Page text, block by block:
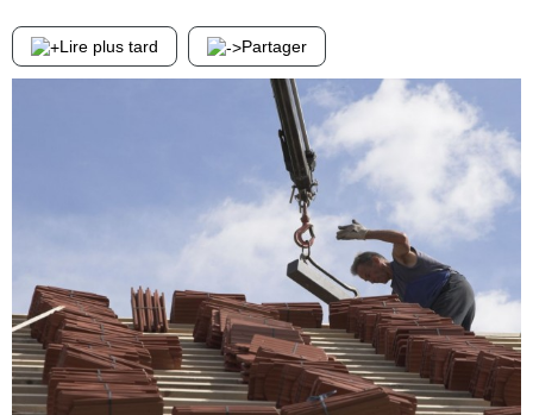
Lire plus tard Partager